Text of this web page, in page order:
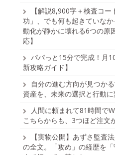
【解説8,900字＋検査コ
功」、でも何も起きていな
動化が静かに壊れる6つの原
応】
パパっと15分で完成！月
新攻略ガイド】
自分の進む方向が見つか
資産を、未来の選択と行動に
人間に頼まれて81時間で
こちらからも、3つほど注文
【実物公開】あずさ監査
の全文。「攻め」の経歴を